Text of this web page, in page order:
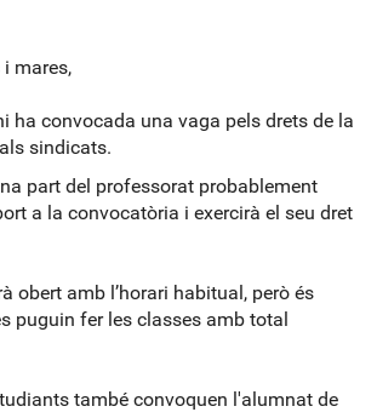
mares,
ha convocada una vaga pels drets de la
sindicats.
part del professorat probablement
a la convocatòria i exercirà el seu dret
obert amb l’horari habitual, però és
puguin fer les classes amb total
també convoquen l'alumnat de